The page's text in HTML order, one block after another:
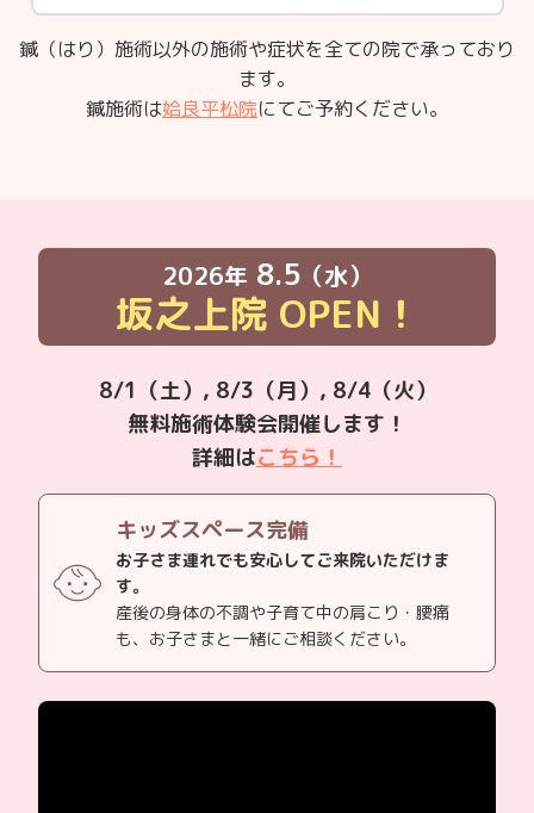
鍼（はり）施術以外の施術や症状を全ての院で承っており
ます。
鍼施術は姶良平松院にてご予約ください。
2026年 8.5 （水）
坂之上院 OPEN！
8/1（土）, 8/3（月）, 8/4（火）
無料施術体験会開催します！
詳細はこちら！
キッズスペース完備
お子さま連れでも安心してご来院いただけま
す。
産後の身体の不調や子育て中の肩こり・腰痛
も、お子さまと一緒にご相談ください。